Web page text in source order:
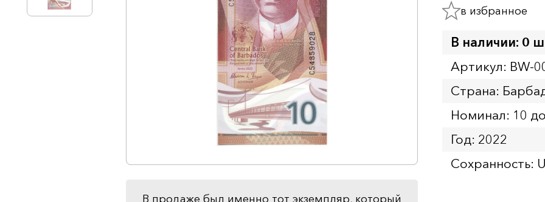
В продаже был именно тот экземпляр, который
в избранное
В наличии: 0
Артикул: BW-
Страна:
Номинал: 10
Год: 2022
Сохранность: